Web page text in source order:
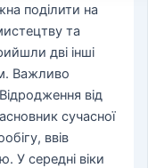
поділити на
та
дві інші
Важливо
від
сучасної
ввів
У середні віки